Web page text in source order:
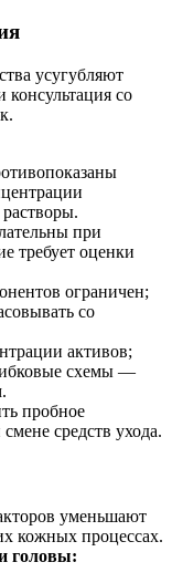
усугубляют
консультация со
при
требует оценки
ограничен;
со
активов;
схемы —
пробное
средств ухода.
уменьшают
кожных процессах.
головы: